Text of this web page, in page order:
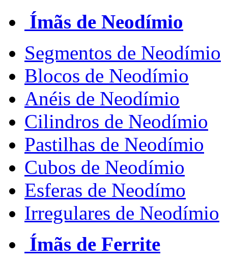
Ímãs de Neodímio
Segmentos de Neodímio
Blocos de Neodímio
Anéis de Neodímio
Cilindros de Neodímio
Pastilhas de Neodímio
Cubos de Neodímio
Esferas de Neodímo
Irregulares de Neodímio
Ímãs de Ferrite